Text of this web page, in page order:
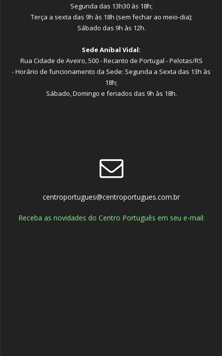
Segunda das 13h30 às 18h;
Terça a sexta das 9h às 18h (sem fechar ao meio-dia);
Sábado das 9h às 12h.
Sede Anibal Vidal:
Rua Cidade de Aveiro, 500 - Recanto de Portugal - Pelotas/RS
- Horário de funcionamento da Sede: Segunda a Sexta das 13h às
18h;
Sábado, Domingo e feriados das 9h às 18h.
centroportugues@centroportugues.com.br
Receba as novidades do Centro Português em seu e-mail: